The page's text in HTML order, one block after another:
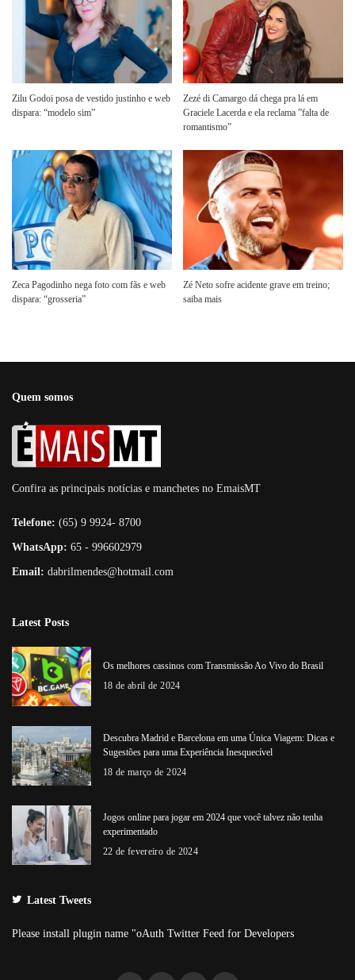
Zilu Godoi posa de vestido justinho e web
dispara: “modelo sim”
Zezé di Camargo dá chega pra lá em
Graciele Lacerda e ela reclama ”falta de
romantismo”
Zeca Pagodinho nega foto com fãs e web
dispara: “grosseria”
Zé Neto sofre acidente grave em treino;
saiba mais
Quem somos
Confira as principais notícias e manchetes no EmaisMT
Telefone: (65) 9 9924- 8700
WhatsApp: 65 - 996602979
Email: dabrilmendes@hotmail.com
Latest Posts
Os melhores cassinos com Transmissão Ao Vivo do Brasil
18 de abril de 2024
Descubra Madrid e Barcelona em uma Única Viagem: Dicas e
Sugestões para uma Experiência Inesquecível
18 de março de 2024
Jogos online para jogar em 2024 que você talvez não tenha
experimentado
22 de fevereiro de 2024
Latest Tweets
Please install plugin name "oAuth Twitter Feed for Developers